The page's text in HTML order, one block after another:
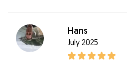
Hans
July 2025